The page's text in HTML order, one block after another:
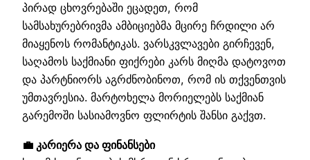
პირად ცხოვრებაში ეცადეთ, რომ
სამსახურებრივმა ამბიციებმა მცირე ჩრდილი არ
მიაყენოს რომანტიკას. ვარსკვლავები გირჩევენ,
საღამოს საქმიანი ფიქრები კარს მიღმა დატოვოთ
და პარტნიორს აგრძნობინოთ, რომ ის თქვენთვის
უმთავრესია. მარტოხელა მორიელებს საქმიან
გარემოში სასიამოვნო ფლირტის შანსი გაქვთ.
💼 კარიერა და ფინანსები